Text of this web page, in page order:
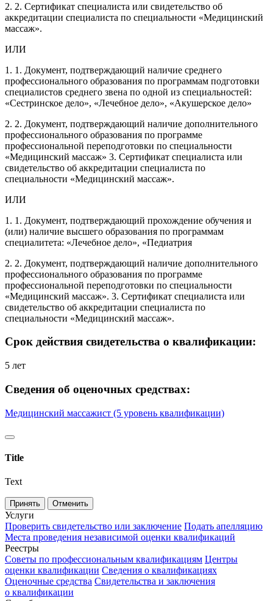
2. 2. Сертификат специалиста или свидетельство об
аккредитации специалиста по специальности «Медицинский
массаж».
ИЛИ
1. 1. Документ, подтверждающий наличие среднего
профессионального образования по программам подготовки
специалистов среднего звена по одной из специальностей:
«Сестринское дело», «Лечебное дело», «Акушерское дело»
2. 2. Документ, подтверждающий наличие дополнительного
профессионального образования по программе
профессиональной переподготовки по специальности
«Медицинский массаж» 3. Сертификат специалиста или
свидетельство об аккредитации специалиста по
специальности «Медицинский массаж».
ИЛИ
1. 1. Документ, подтверждающий прохождение обучения и
(или) наличие высшего образования по программам
специалитета: «Лечебное дело», «Педиатрия
2. 2. Документ, подтверждающий наличие дополнительного
профессионального образования по программе
профессиональной переподготовки по специальности
«Медицинский массаж». 3. Сертификат специалиста или
свидетельство об аккредитации специалиста по
специальности «Медицинский массаж».
Срок действия свидетельства о квалификации:
5 лет
Сведения об оценочных средствах:
Медицинский массажист (5 уровень квалификации)
Title
Text
Принять Отменить
Услуги
Проверить свидетельство или заключение Подать апелляцию
Места проведения независимой оценки квалификаций
Реестры
Советы по профессиональным квалификациям Центры
оценки квалификации Сведения о квалификациях
Оценочные средства Свидетельства и заключения
о квалификации